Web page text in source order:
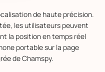
de haute précision.
les utilisateurs peuvent
la position en temps réel
portable sur la page
de Chamspy.